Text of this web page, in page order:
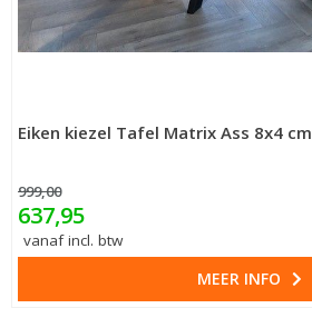
Eiken kiezel Tafel Matrix Ass 8x4 cm
999,00
637,95
vanaf incl. btw
MEER INFO